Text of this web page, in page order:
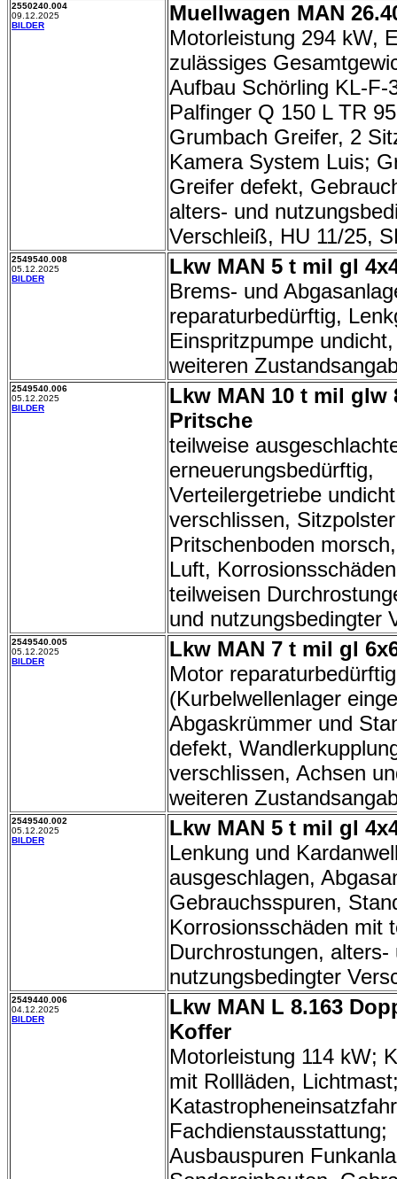
2550240.004
09.12.2025
BILDER
Muellwagen MAN
Motorleistung 294 kW,
zulässiges
Aufbau Schörling KL-F-
Palfinger Q 150 L TR
Grumbach Greifer, 2
Kamera System Luis;
Greifer defekt,
alters- und
Verschleiß, HU 11/25,
2549540.008
05.12.2025
BILDER
Lkw MAN 5 t mil gl
Brems- und
reparaturbedürftig,
Einspritzpumpe
weiteren
2549540.006
05.12.2025
BILDER
Lkw MAN 10 t mil glw
Pritsche
teilweise
erneuerungsbedürftig,
Verteilergetriebe
verschlissen,
Pritschenboden
Luft,
teilweisen
und nutzungsbedingter
2549540.005
05.12.2025
BILDER
Lkw MAN 7 t mil gl
Motor reparaturbedürftig
(Kurbelwellenlager
Abgaskrümmer und
defekt,
verschlissen, Achsen
weiteren
2549540.002
05.12.2025
BILDER
Lkw MAN 5 t mil gl
Lenkung und
ausgeschlagen,
Gebrauchsspuren,
Korrosionsschäden mit
Durchrostungen, alters-
nutzungsbedingter
2549440.006
04.12.2025
BILDER
Lkw MAN L 8.163
Koffer
Motorleistung 114 kW;
mit Rollläden,
Fachdienstausstattung;
Ausbauspuren